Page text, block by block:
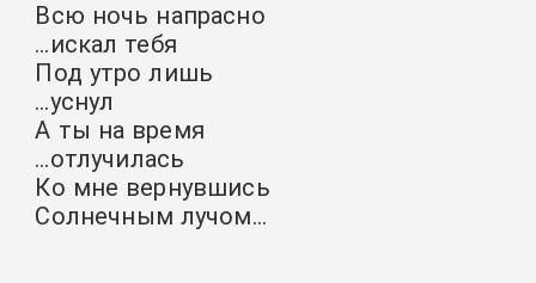
Всю ночь напрасно
…искал тебя
Под утро лишь
…уснул
А ты на время
…отлучилась
Ко мне вернувшись
Солнечным лучом…